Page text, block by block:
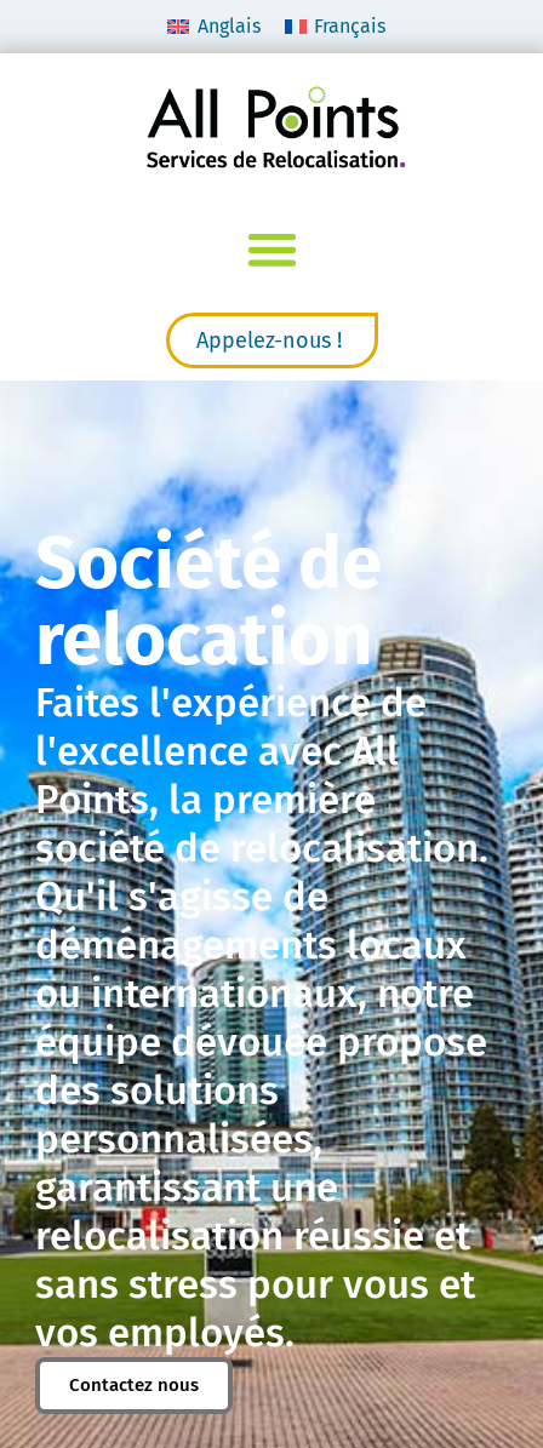
Anglais Français
Appelez-nous !
Société de
relocation
Faites l'expérience de
l'excellence avec All
Points, la première
société de relocalisation.
Qu'il s'agisse de
déménagements locaux
ou internationaux, notre
équipe dévouée propose
des solutions
personnalisées,
garantissant une
relocalisation réussie et
sans stress pour vous et
vos employés.
Contactez nous